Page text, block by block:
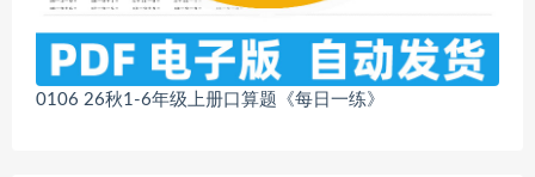
0106 26秋1-6年级上册口算题《每日一练》